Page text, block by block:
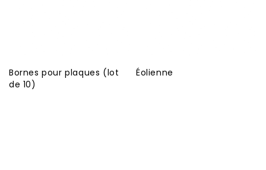
Bornes pour plaques (lot
de 10)
Éolienne